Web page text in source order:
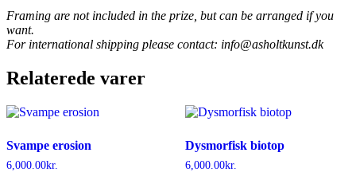
Framing are not included in the prize, but can be arranged if you
want.
For international shipping please contact: info@asholtkunst.dk
Relaterede varer
Svampe erosion
6,000.00kr.
Dysmorfisk biotop
6,000.00kr.